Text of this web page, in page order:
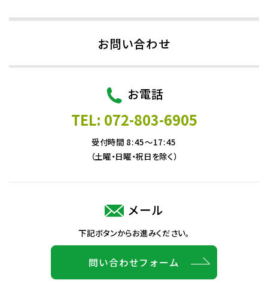
お問い合わせ
お電話
TEL: 072-803-6905
受付時間 8:45～17:45
（土曜・日曜・祝日を除く）
メール
下記ボタンからお進みください。
問い合わせフォーム